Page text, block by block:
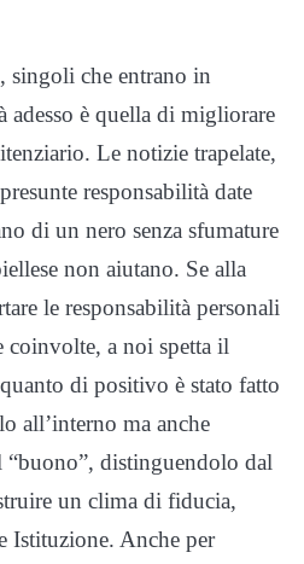
singoli che entrano in
adesso è quella di migliorare
Le notizie trapelate,
responsabilità date
di un nero senza sfumature
non aiutano. Se alla
le responsabilità personali
coinvolte, a noi spetta il
di positivo è stato fatto
all’interno ma anche
“buono”, distinguendolo dal
un clima di fiducia,
Istituzione. Anche per